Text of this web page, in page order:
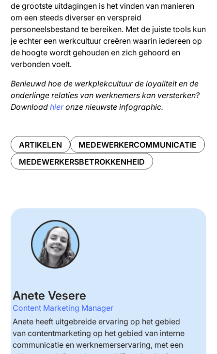
de grootste uitdagingen is het vinden van manieren
om een steeds diverser en verspreid
personeelsbestand te bereiken. Met de juiste tools kun
je echter een werkcultuur creëren waarin iedereen op
de hoogte wordt gehouden en zich gehoord en
verbonden voelt.
Benieuwd hoe de werkplekcultuur de loyaliteit en de
onderlinge relaties van werknemers kan versterken?
Downloadhieronze nieuwste infographic.
ARTIKELEN
MEDEWERKERCOMMUNICATIE
MEDEWERKERSBETROKKENHEID
Anete Vesere
Content Marketing Manager
Anete heeft uitgebreide ervaring op het gebied
van contentmarketing op het gebied van interne
communicatie en werknemerservaring, met een